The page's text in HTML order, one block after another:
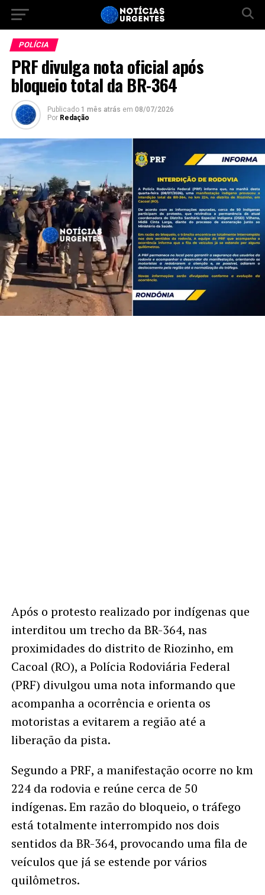
POLÍCIA
PRF divulga nota oficial após
bloqueio total da BR-364
Publicado 1 mês atrás em 08/07/2026
Por Redação
Após o protesto realizado por indígenas que
interditou um trecho da BR-364, nas
proximidades do distrito de Riozinho, em
Cacoal (RO), a Polícia Rodoviária Federal
(PRF) divulgou uma nota informando que
acompanha a ocorrência e orienta os
motoristas a evitarem a região até a
liberação da pista.
Segundo a PRF, a manifestação ocorre no km
224 da rodovia e reúne cerca de 50
indígenas. Em razão do bloqueio, o tráfego
está totalmente interrompido nos dois
sentidos da BR-364, provocando uma fila de
veículos que já se estende por vários
quilômetros.